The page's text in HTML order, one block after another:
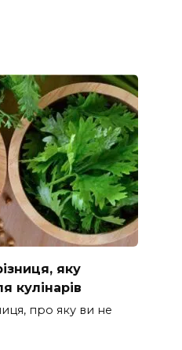
яку
кулінарів
про яку ви не